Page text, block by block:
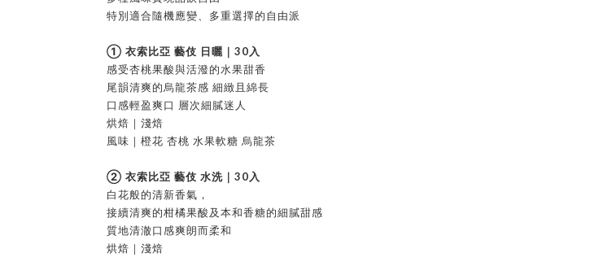
特別適合隨機應變、多重選擇的自由派
➀ 衣索比亞 藝伎 日曬｜30入
感受杏桃果酸與活潑的水果甜香
尾韻清爽的烏龍茶感 細緻且綿長
口感輕盈爽口 層次細膩迷人
烘焙｜淺焙
風味｜橙花 杏桃 水果軟糖 烏龍茶
② 衣索比亞 藝伎 水洗｜30入
白花般的清新香氣，
接續清爽的柑橘果酸及本和香糖的細膩甜感
質地清澈口感爽朗而柔和
烘焙｜淺焙